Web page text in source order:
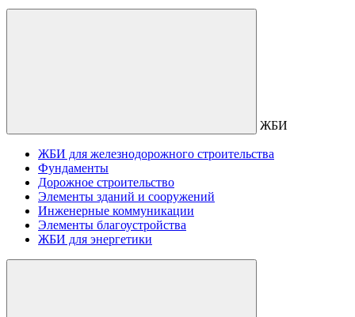
ЖБИ
ЖБИ для железнодорожного строительства
Фундаменты
Дорожное строительство
Элементы зданий и сооружений
Инженерные коммуникации
Элементы благоустройства
ЖБИ для энергетики